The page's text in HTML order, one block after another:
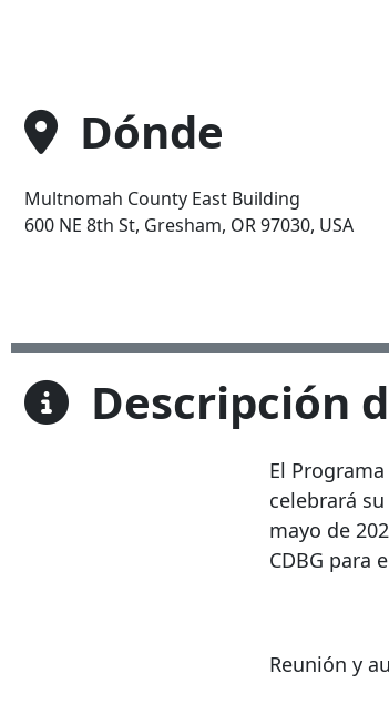
Dónde
Multnomah County East Building
Address
600 NE 8th St, Gresham, OR 97030, USA
Descripción
El
celebrará
mayo de
CDBG para
Reunión y